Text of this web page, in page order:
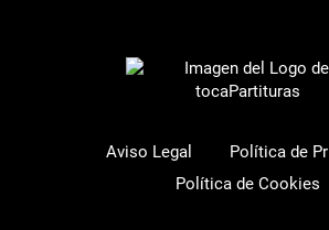
Aviso Legal
Política de
Política de Cookies